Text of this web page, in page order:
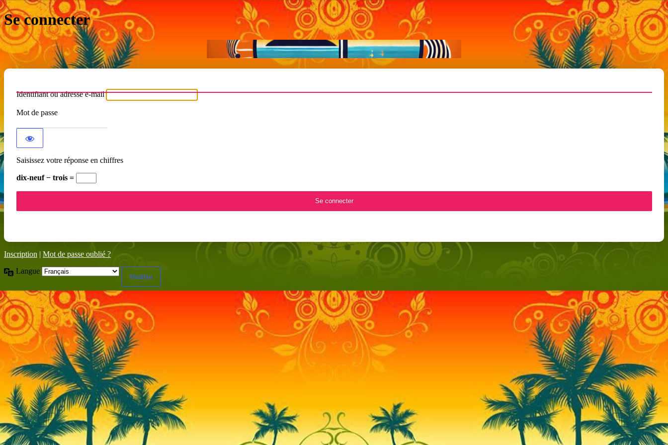
Se connecter
Identifiant ou adresse e-mail
Mot de passe
Saisissez votre réponse en chiffres
dix-neuf − trois =
Inscription | Mot de passe oublié ?
Langue